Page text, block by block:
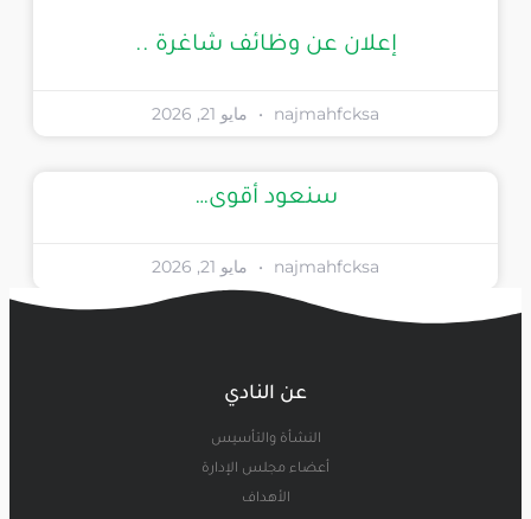
إعلان عن وظائف شاغرة ..
najmahfcksa مايو 21, 2026
سنعود أقوى…
najmahfcksa مايو 21, 2026
عن النادي
النشأة والتأسيس
أعضاء مجلس الإدارة
الأهداف